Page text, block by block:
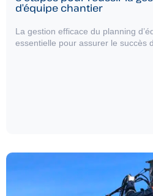
d’équipe chantier
La gestion efficace du planning
essentielle pour assurer le succès